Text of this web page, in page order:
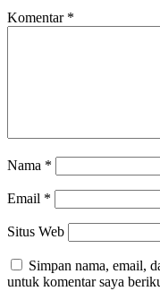
Komentar *
Nama *
Email *
Situs Web
Simpan nama, email,
untuk komentar saya